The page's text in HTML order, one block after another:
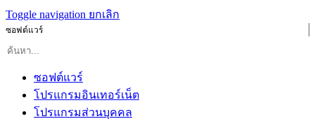
Toggle navigation ยกเลิก
ซอฟต์แวร์
ซอฟต์แวร์
โปรแกรมอินเทอร์เน็ต
โปรแกรมส่วนบุคคล